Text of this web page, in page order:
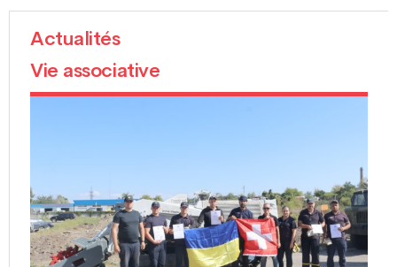
Actualités
Vie associative